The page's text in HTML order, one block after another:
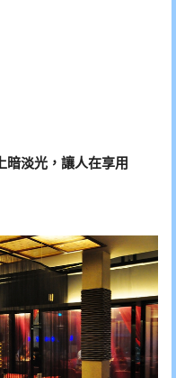
暗淡光，讓人在享用